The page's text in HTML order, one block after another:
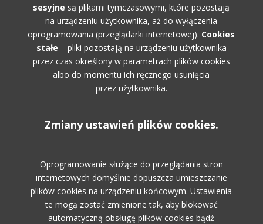
sesyjne są plikami tymczasowymi, które pozostają
na urządzeniu użytkownika, aż do wyłączenia
oprogramowania (przeglądarki internetowej). Cookies
stałe – pliki pozostają na urządzeniu użytkownika
przez czas określony w parametrach plików cookies
albo do momentu ich ręcznego usunięcia
przez użytkownika.
Zmiany ustawień plików cookies.
Oprogramowanie służące do przeglądania stron
internetowych domyślnie dopuszcza umieszczanie
plików cookies na urządzeniu końcowym. Ustawienia
te mogą zostać zmienione tak, aby blokować
automatyczną obsługę plików cookies bądź